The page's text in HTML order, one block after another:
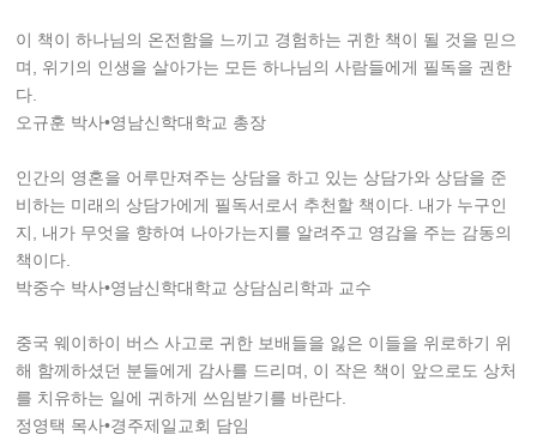
이 책이 하나님의 온전함을 느끼고 경험하는 귀한 책이 될 것을 믿으
며, 위기의 인생을 살아가는 모든 하나님의 사람들에게 필독을 권한
다.
오규훈 박사•영남신학대학교 총장
인간의 영혼을 어루만져주는 상담을 하고 있는 상담가와 상담을 준
비하는 미래의 상담가에게 필독서로서 추천할 책이다. 내가 누구인
지, 내가 무엇을 향하여 나아가는지를 알려주고 영감을 주는 감동의
책이다.
박중수 박사•영남신학대학교 상담심리학과 교수
중국 웨이하이 버스 사고로 귀한 보배들을 잃은 이들을 위로하기 위
해 함께하셨던 분들에게 감사를 드리며, 이 작은 책이 앞으로도 상처
를 치유하는 일에 귀하게 쓰임받기를 바란다.
정영택 목사•경주제일교회 담임